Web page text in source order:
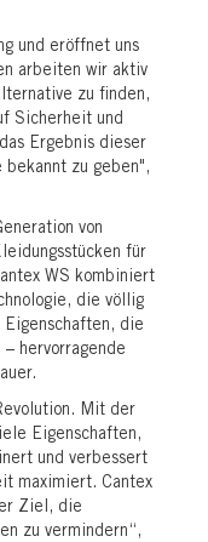
und eröffnet uns
arbeiten wir aktiv
zu finden,
Sicherheit und
Ergebnis dieser
zu geben",
von
für
WS kombiniert
die völlig
die
– hervorragende
Mit der
Eigenschaften,
und verbessert
maximiert. Cantex
Ziel, die
zu vermindern“,